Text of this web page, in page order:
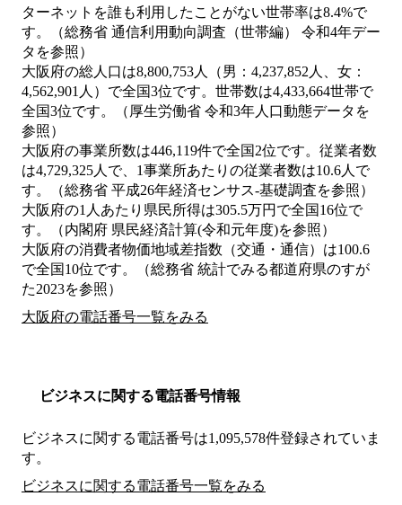
ターネットを誰も利用したことがない世帯率は8.4%で
す。（総務省 通信利用動向調査（世帯編） 令和4年デー
タを参照）
大阪府の総人口は8,800,753人（男：4,237,852人、女：
4,562,901人）で全国3位です。世帯数は4,433,664世帯で
全国3位です。（厚生労働省 令和3年人口動態データを
参照）
大阪府の事業所数は446,119件で全国2位です。従業者数
は4,729,325人で、1事業所あたりの従業者数は10.6人で
す。（総務省 平成26年経済センサス‐基礎調査を参照）
大阪府の1人あたり県民所得は305.5万円で全国16位で
す。（内閣府 県民経済計算(令和元年度)を参照）
大阪府の消費者物価地域差指数（交通・通信）は100.6
で全国10位です。（総務省 統計でみる都道府県のすが
た2023を参照）
大阪府の電話番号一覧をみる
ビジネスに関する電話番号情報
ビジネスに関する電話番号は1,095,578件登録されていま
す。
ビジネスに関する電話番号一覧をみる